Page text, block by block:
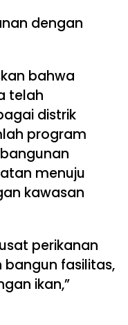
dengan
bahwa
telah
distrik
program
menuju
kawasan
perikanan
bangun fasilitas,
ikan,”